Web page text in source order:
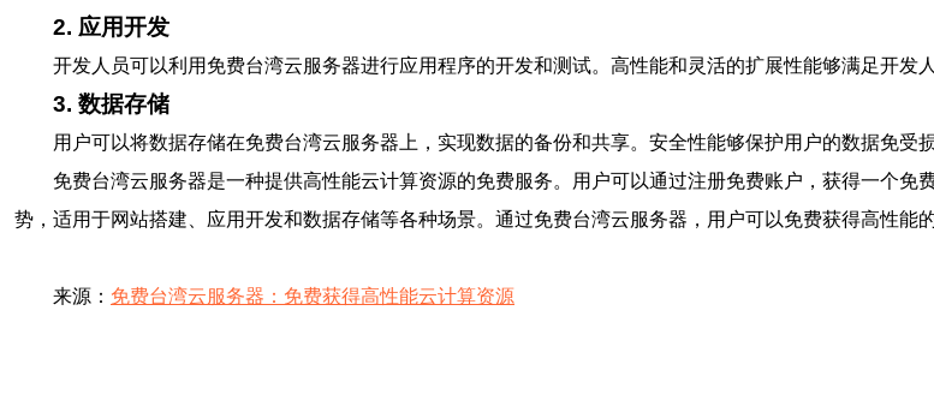
2. 应用开发
开发人员可以利用免费台湾云服务器进行应用程序的开发和测试。高性能和灵活的扩展性能够满足开发
3. 数据存储
用户可以将数据存储在免费台湾云服务器上，实现数据的备份和共享。安全性能够保护用户的数据免受损
免费台湾云服务器是一种提供高性能云计算资源的免费服务。用户可以通过注册免费账户，获得一个
势，适用于网站搭建、应用开发和数据存储等各种场景。通过免费台湾云服务器，用户可以免费获得高性能
来源： 免费台湾云服务器：免费获得高性能云计算资源